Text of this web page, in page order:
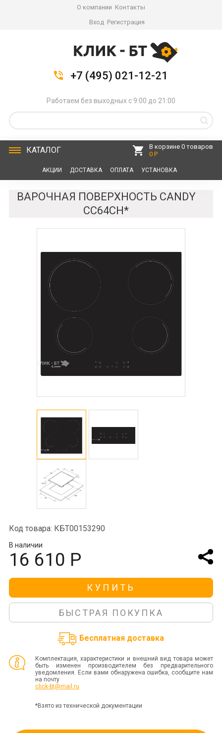
О компании Контакты
Вход Регистрация
+7 (495) 021-12-21
Работаем без выходных с 9:00 до 21:00
КАТАЛОГ
В корзине 0 товаров
0 Р
АКЦИИ ДОСТАВКА ОПЛАТА УСТАНОВКА
ВАРОЧНАЯ ПОВЕРХНОСТЬ CANDY
CC64CH*
Код товара: КБТ00153290
В наличии
16 610 Р
КУПИТЬ
БЫСТРАЯ ПОКУПКА
Бесплатная доставка
Комплектация, характеристики и внешний вид товара может
быть изменен производителем без предварительного
уведомления. Если вами обнаружена ошибка, сообщите нам
на почту
click-bt@mail.ru
*Взято из технической документации